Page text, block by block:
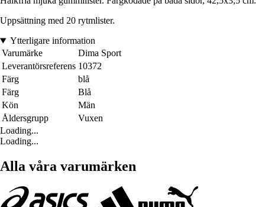
Uppsättning med 20 rytmlister.
Ytterligare information
Varumärke
Dima Sport
Leverantörsreferens 10372
Färg
blå
Färg
Blå
Kön
Män
Åldersgrupp
Vuxen
Loading...
Loading...
Alla våra varumärken